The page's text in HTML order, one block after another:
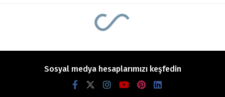
Sosyal medya hesaplarımızı keşfedin